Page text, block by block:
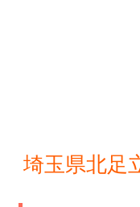
埼玉県北足